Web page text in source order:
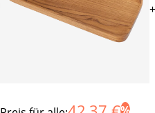
+